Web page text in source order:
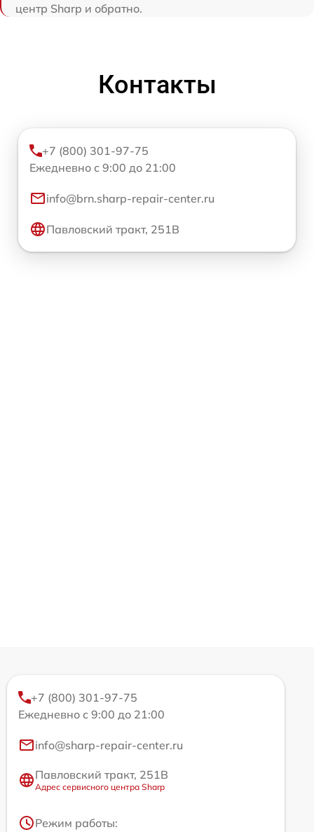
центр Sharp и обратно.
Контакты
+7 (800) 301-97-75
Ежедневно с 9:00 до 21:00
info@brn.sharp-repair-center.ru
Павловский тракт, 251В
+7 (800) 301-97-75
Ежедневно с 9:00 до 21:00
info@sharp-repair-center.ru
Павловский тракт, 251В
Адрес сервисного центра Sharp
Режим работы: